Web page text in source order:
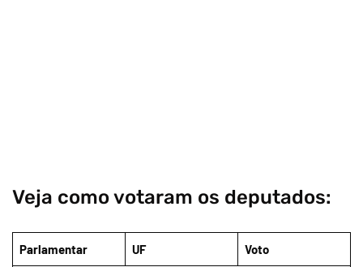
Veja como votaram os deputados:
Parlamentar UF Voto